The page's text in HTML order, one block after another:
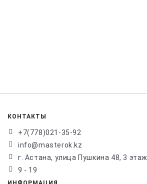
КОНТАКТЫ
+7(778)021-35-92
info@masterok.kz
г. Астана, улица Пушкина 48, 3 этаж
9 - 19